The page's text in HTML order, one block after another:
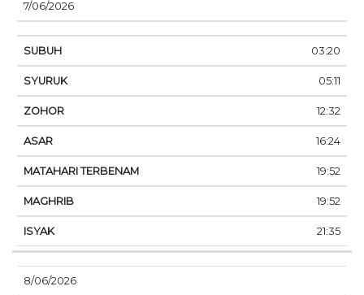
7/06/2026
03:20
05:11
12:32
16:24
19:52
19:52
21:35
8/06/2026